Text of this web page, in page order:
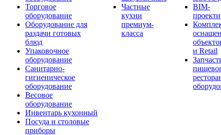
Торговое
оборудование
Оборудование для
раздачи готовых
блюд
Упаковочное
оборудование
Санитарно-
гигиеническое
оборудование
Весовое
оборудование
Инвентарь кухонный
Посуда и столовые
приборы
Частные
кухни
премиум-
класса
BIM-
и Retail